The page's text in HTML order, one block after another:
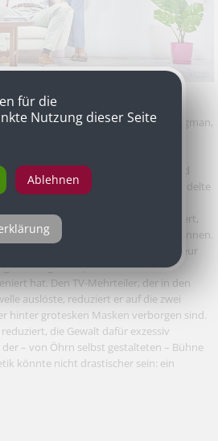
Ehe“ nach dem Film von Ingmar Bergman,
Öhrn ist ein Spezialist für Sex und
„Conte d’Amour“ (2010), handelte
Für die Performance-Installation
für den Nestroy-Spezialpreis nominiert,
Episodes of Life“ hat er ihn 2019 gewonnen.
bildenden Kunst kommt, als Regisseur
Bergmans „Szenen einer Ehe“
hat. Den TV-Mehrteiler, der in den
auslöste, reduziert er auf die zwei
hinter grotesken Masken verborgen sind.
die Gewalt dafür exzessiv
– von Öhrn selbst gestalteten – Bühne
könnte nicht drastischer sein: ein
für die
Nutzung dieser Seite
Ablehnen